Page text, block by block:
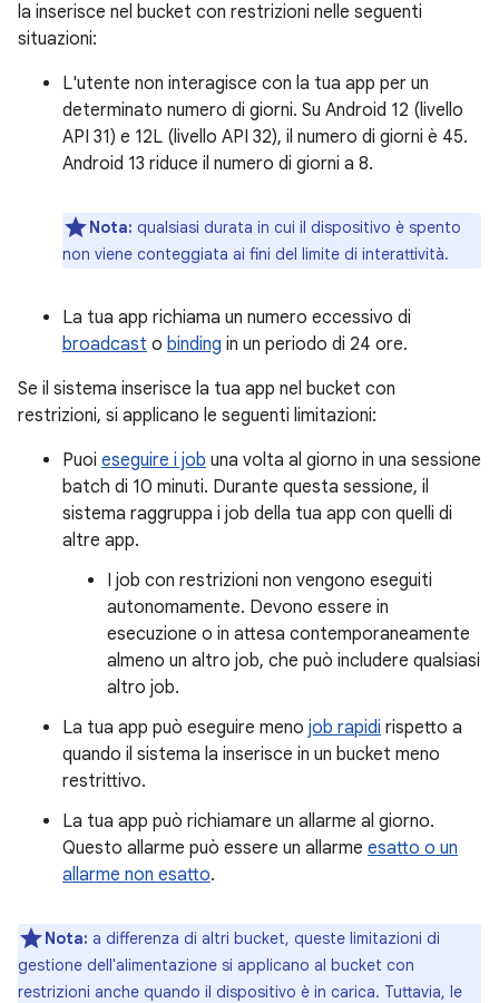
la inserisce nel bucket con restrizioni nelle seguenti
situazioni:
L'utente non interagisce con la tua app per un
determinato numero di giorni. Su Android 12 (livello
API 31) e 12L (livello API 32), il numero di giorni è 45.
Android 13 riduce il numero di giorni a 8.
Nota: qualsiasi durata in cui il dispositivo è spento
non viene conteggiata ai fini del limite di interattività.
La tua app richiama un numero eccessivo di
broadcast o binding in un periodo di 24 ore.
Se il sistema inserisce la tua app nel bucket con
restrizioni, si applicano le seguenti limitazioni:
Puoi eseguire i job una volta al giorno in una sessione
batch di 10 minuti. Durante questa sessione, il
sistema raggruppa i job della tua app con quelli di
altre app.
I job con restrizioni non vengono eseguiti
autonomamente. Devono essere in
esecuzione o in attesa contemporaneamente
almeno un altro job, che può includere qualsiasi
altro job.
La tua app può eseguire meno job rapidi rispetto a
quando il sistema la inserisce in un bucket meno
restrittivo.
La tua app può richiamare un allarme al giorno.
Questo allarme può essere un allarme esatto o un
allarme non esatto.
Nota: a differenza di altri bucket, queste limitazioni di
gestione dell'alimentazione si applicano al bucket con
restrizioni anche quando il dispositivo è in carica. Tuttavia, le